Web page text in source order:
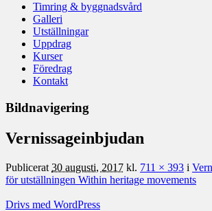
Timring & byggnadsvård
Galleri
Utställningar
Uppdrag
Kurser
Föredrag
Kontakt
Bildnavigering
Vernissageinbjudan
Publicerat 30 augusti, 2017 kl. 711 × 393 i
för utställningen Within heritage movements
Drivs med WordPress